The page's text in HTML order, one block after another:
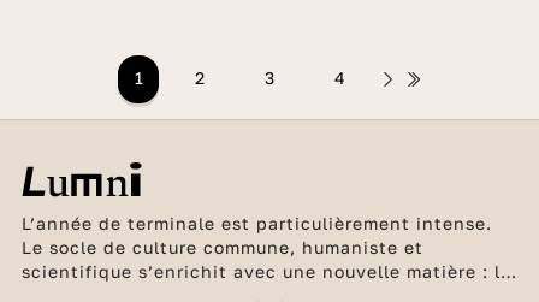
1 2 3 4
L’année de terminale est particulièrement intense.
Le socle de culture commune, humaniste et
scientifique s’enrichit avec une nouvelle matière : la